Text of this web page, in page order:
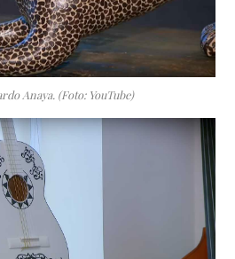
Anaya. (Foto: YouTube)